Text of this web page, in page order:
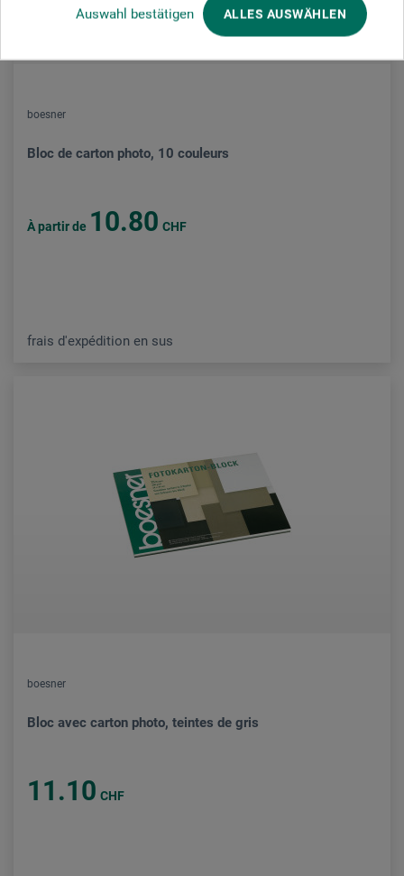
Auswahl bestätigen ALLES AUSWÄHLEN
boesner
Bloc de carton photo, 10 couleurs
À partir de 10.80 CHF
frais d'expédition en sus
boesner
Bloc avec carton photo, teintes de gris
11.10 CHF